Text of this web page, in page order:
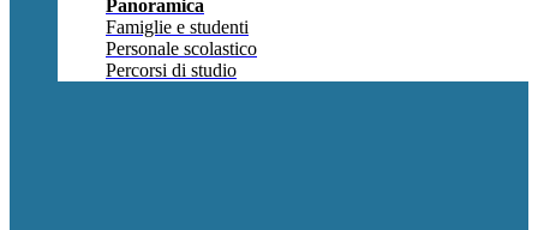
Panoramica
Famiglie e studenti
Personale scolastico
Percorsi di studio